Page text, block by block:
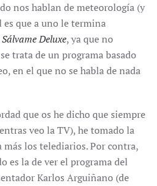
nos hablan de meteorología (y
es que a uno le termina
Sálvame Deluxe, ya que no
trata de un programa basado
en el que no se habla de nada
que os he dicho que siempre
veo la TV), he tomado la
los telediarios. Por contra,
es la de ver el programa del
Karlos Arguiñano (de